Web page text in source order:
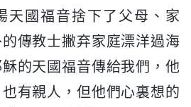
天國福音捨下了父母、家
傳教士撇弃家庭漂洋過海
的天國福音傳給我們，他
有親人，但他們心裏想的